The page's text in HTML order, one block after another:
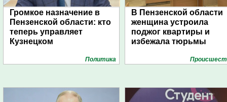
Громкое назначение в
Пензенской области: кто
теперь управляет
Кузнецком
Политика
В Пензенской области
женщина устроила
поджог квартиры и
избежала тюрьмы